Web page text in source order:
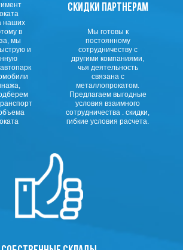
наших
в
мы
и
СКИДКИ ПАРТНЕРАМ
Мы готовы к
постоянному
сотрудничеству с
другими компаниями,
чья деятельность
связана с
металлопрокатом.
Предлагаем выгодные
условия взаимного
сотрудничества . скидки,
гибкие условия расчета.